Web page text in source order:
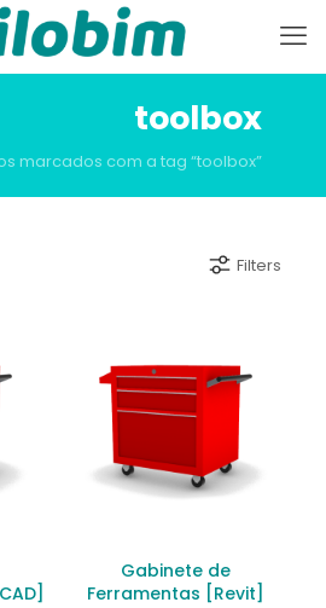
toolbox
marcados com a tag “toolbox”
Filters
Gabinete de
Ferramentas [Revit]